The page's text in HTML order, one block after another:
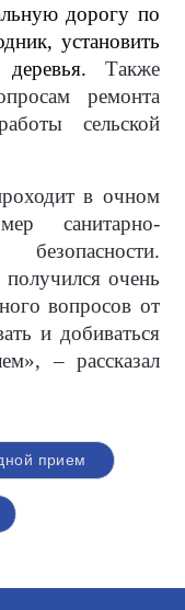
дорогу по
установить
Также
ремонта
сельской
в очном
санитарно-
очень
вопросов от
и добиваться
– рассказал
прием